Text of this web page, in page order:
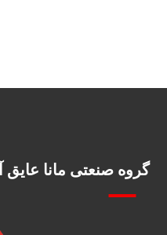
گروه صنعتی مانا عایق